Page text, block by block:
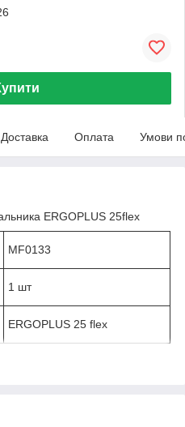
Доставка Оплата Умови
ERGOPLUS 25flex
MF0133
1 шт
ERGOPLUS 25 flex